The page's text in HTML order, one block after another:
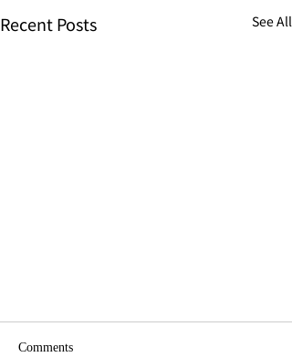
Recent Posts See All
Comments